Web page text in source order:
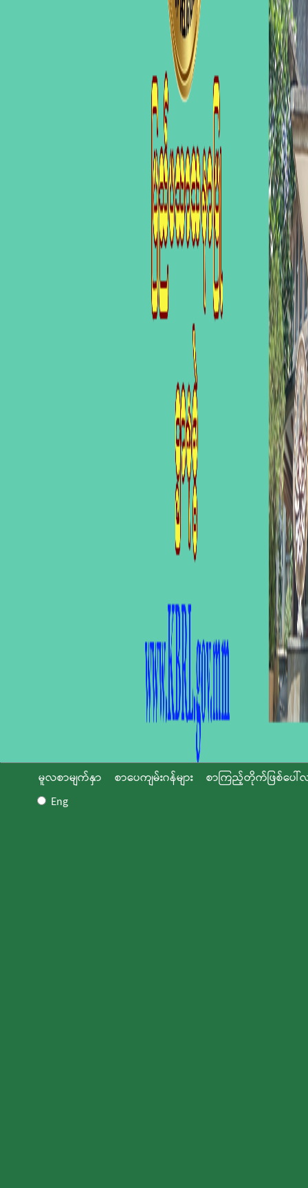
မူလစာမျက်နှာ စာပေကျမ်းဂန်များ
စာကြည့်တိုက်ဖြစ်ပေါ်
Eng